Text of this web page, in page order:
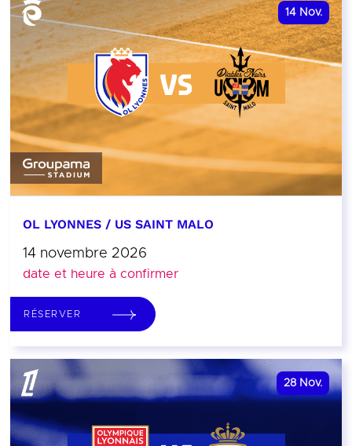
14 Nov.
OL LYONNES / US SAINT MALO
14 novembre 2026
date et heure à confirmer
RÉSERVER
28 Nov.